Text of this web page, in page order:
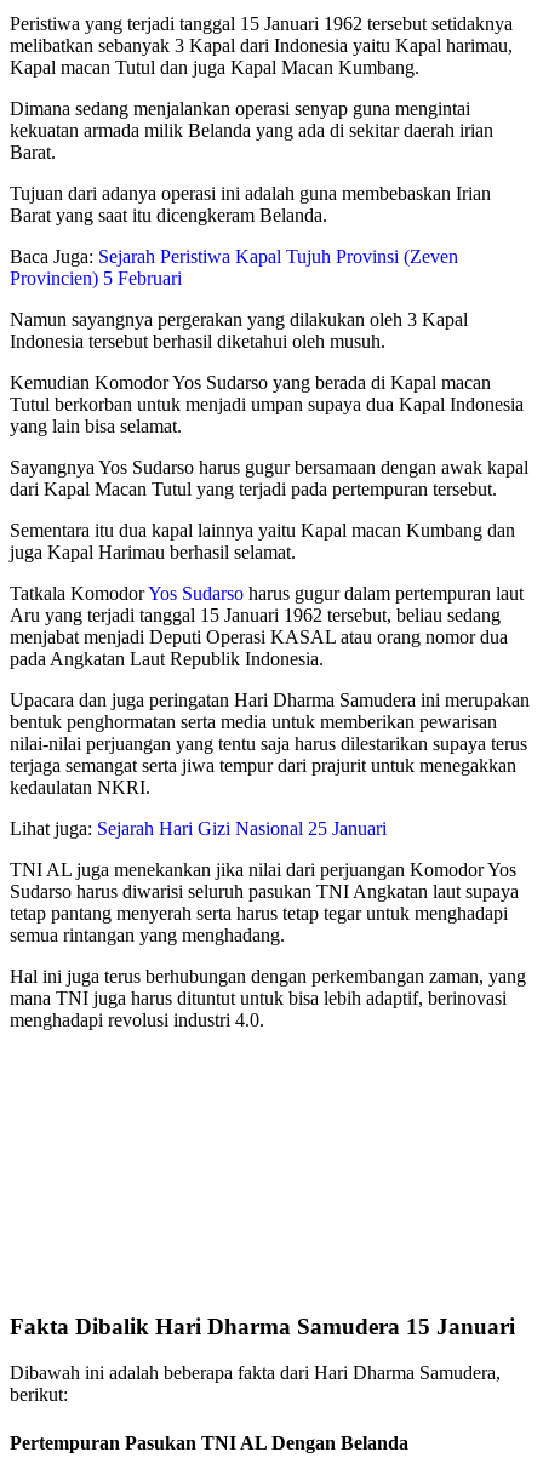
Peristiwa yang terjadi tanggal 15 Januari 1962 tersebut setidaknya
melibatkan sebanyak 3 Kapal dari Indonesia yaitu Kapal harimau,
Kapal macan Tutul dan juga Kapal Macan Kumbang.
Dimana sedang menjalankan operasi senyap guna mengintai
kekuatan armada milik Belanda yang ada di sekitar daerah irian
Barat.
Tujuan dari adanya operasi ini adalah guna membebaskan Irian
Barat yang saat itu dicengkeram Belanda.
Baca Juga: Sejarah Peristiwa Kapal Tujuh Provinsi (Zeven
Provincien) 5 Februari
Namun sayangnya pergerakan yang dilakukan oleh 3 Kapal
Indonesia tersebut berhasil diketahui oleh musuh.
Kemudian Komodor Yos Sudarso yang berada di Kapal macan
Tutul berkorban untuk menjadi umpan supaya dua Kapal Indonesia
yang lain bisa selamat.
Sayangnya Yos Sudarso harus gugur bersamaan dengan awak kapal
dari Kapal Macan Tutul yang terjadi pada pertempuran tersebut.
Sementara itu dua kapal lainnya yaitu Kapal macan Kumbang dan
juga Kapal Harimau berhasil selamat.
Tatkala KomodorYos Sudarso harus gugur dalam pertempuran laut
Aru yang terjadi tanggal 15 Januari 1962 tersebut, beliau sedang
menjabat menjadi Deputi Operasi KASAL atau orang nomor dua
pada Angkatan Laut Republik Indonesia.
Upacara dan juga peringatan Hari Dharma Samudera ini merupakan
bentuk penghormatan serta media untuk memberikan pewarisan
nilai-nilai perjuangan yang tentu saja harus dilestarikan supaya terus
terjaga semangat serta jiwa tempur dari prajurit untuk menegakkan
kedaulatan NKRI.
Lihat juga: Sejarah Hari Gizi Nasional 25 Januari
TNI AL juga menekankan jika nilai dari perjuangan Komodor Yos
Sudarso harus diwarisi seluruh pasukan TNI Angkatan laut supaya
tetap pantang menyerah serta harus tetap tegar untuk menghadapi
semua rintangan yang menghadang.
Hal ini juga terus berhubungan dengan perkembangan zaman, yang
mana TNI juga harus dituntut untuk bisa lebih adaptif, berinovasi
menghadapi revolusi industri 4.0.
Fakta Dibalik Hari Dharma Samudera 15 Januari
Dibawah ini adalah beberapa fakta dari Hari Dharma Samudera,
berikut:
Pertempuran Pasukan TNI AL Dengan Belanda